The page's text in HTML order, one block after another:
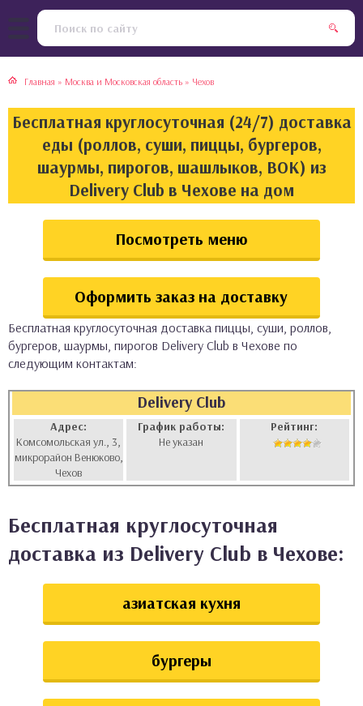
Главная » Москва и Московская область » Чехов
Бесплатная круглосуточная (24/7) доставка
еды (роллов, суши, пиццы, бургеров,
шаурмы, пирогов, шашлыков, ВОК) из
Delivery Club в Чехове на дом
Посмотреть меню
Оформить заказ на доставку
Бесплатная круглосуточная доставка пиццы, суши, роллов,
бургеров, шаурмы, пирогов Delivery Club в Чехове по
следующим контактам:
Delivery Club
Адрес:
Комсомольская ул., 3,
микрорайон Венюково,
Чехов
График работы:
Не указан
Рейтинг:
Бесплатная круглосуточная
доставка из Delivery Club в Чехове:
азиатская кухня
бургеры
кухня
кухня
кухня
кухня
булочки